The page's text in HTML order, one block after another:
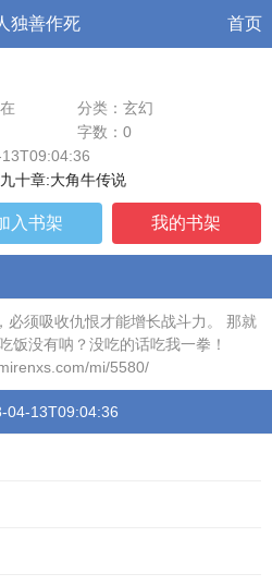
独善作死 首页
分类：玄幻
字数：0
十章:大角牛传说
入书架 我的书架
必须吸收仇恨才能增长战斗力。 那就
饭没有呐？没吃的话吃我一拳！
mi/5580/
04-13T09:04:36